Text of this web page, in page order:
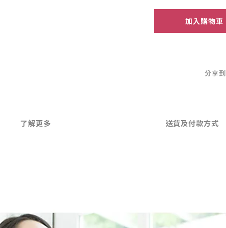
加入購物車
分享到
了解更多 送貨及付款方式